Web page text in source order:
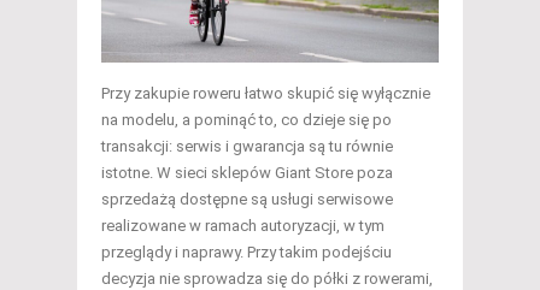
Przy zakupie roweru łatwo skupić się wyłącznie
na modelu, a pominąć to, co dzieje się po
transakcji: serwis i gwarancja są tu równie
istotne. W sieci sklepów Giant Store poza
sprzedażą dostępne są usługi serwisowe
realizowane w ramach autoryzacji, w tym
przeglądy i naprawy. Przy takim podejściu
decyzja nie sprowadza się do półki z rowerami,